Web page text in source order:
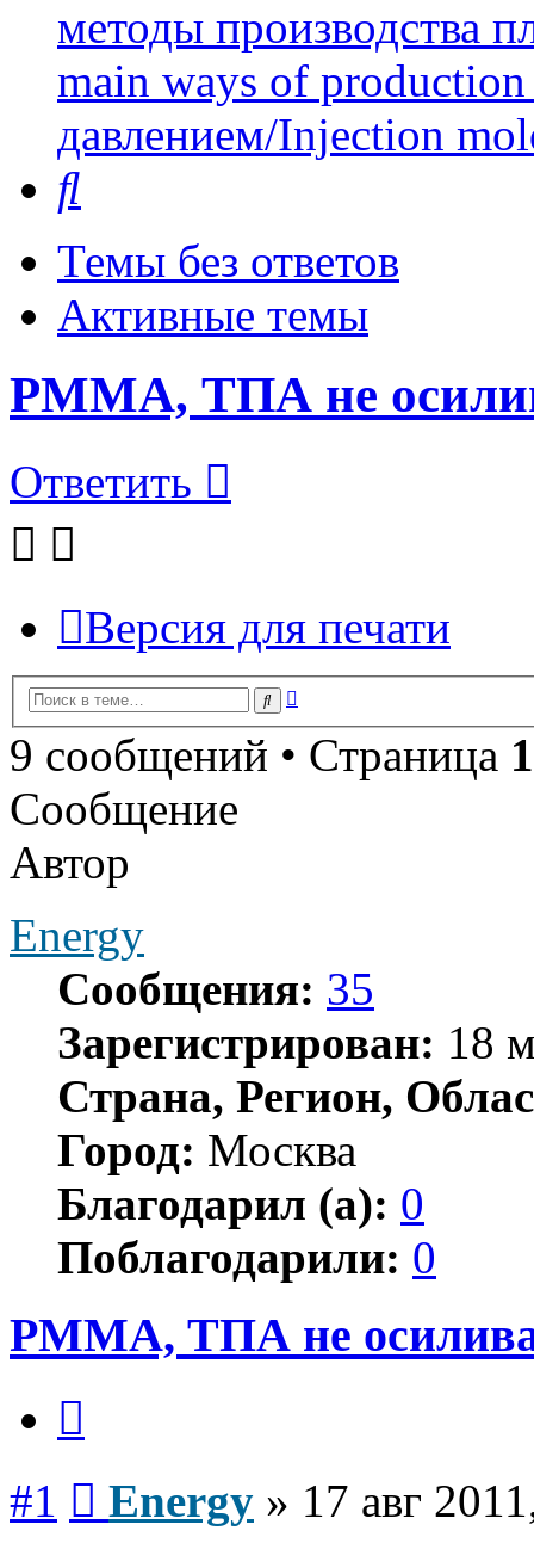
методы производства
main ways of
давлением/Injection
Темы без ответов
Активные темы
PMMA, ТПА не
Ответить
Версия для печати
Поиск
9 сообщений • Страница 1
Сообщение
Автор
Energy
Сообщения: 35
Зарегистрирован: 18
Страна, Регион,
Город: Москва
Благодарил (а): 0
Поблагодарили: 0
PMMA, ТПА не
#1 Energy » 17 авг